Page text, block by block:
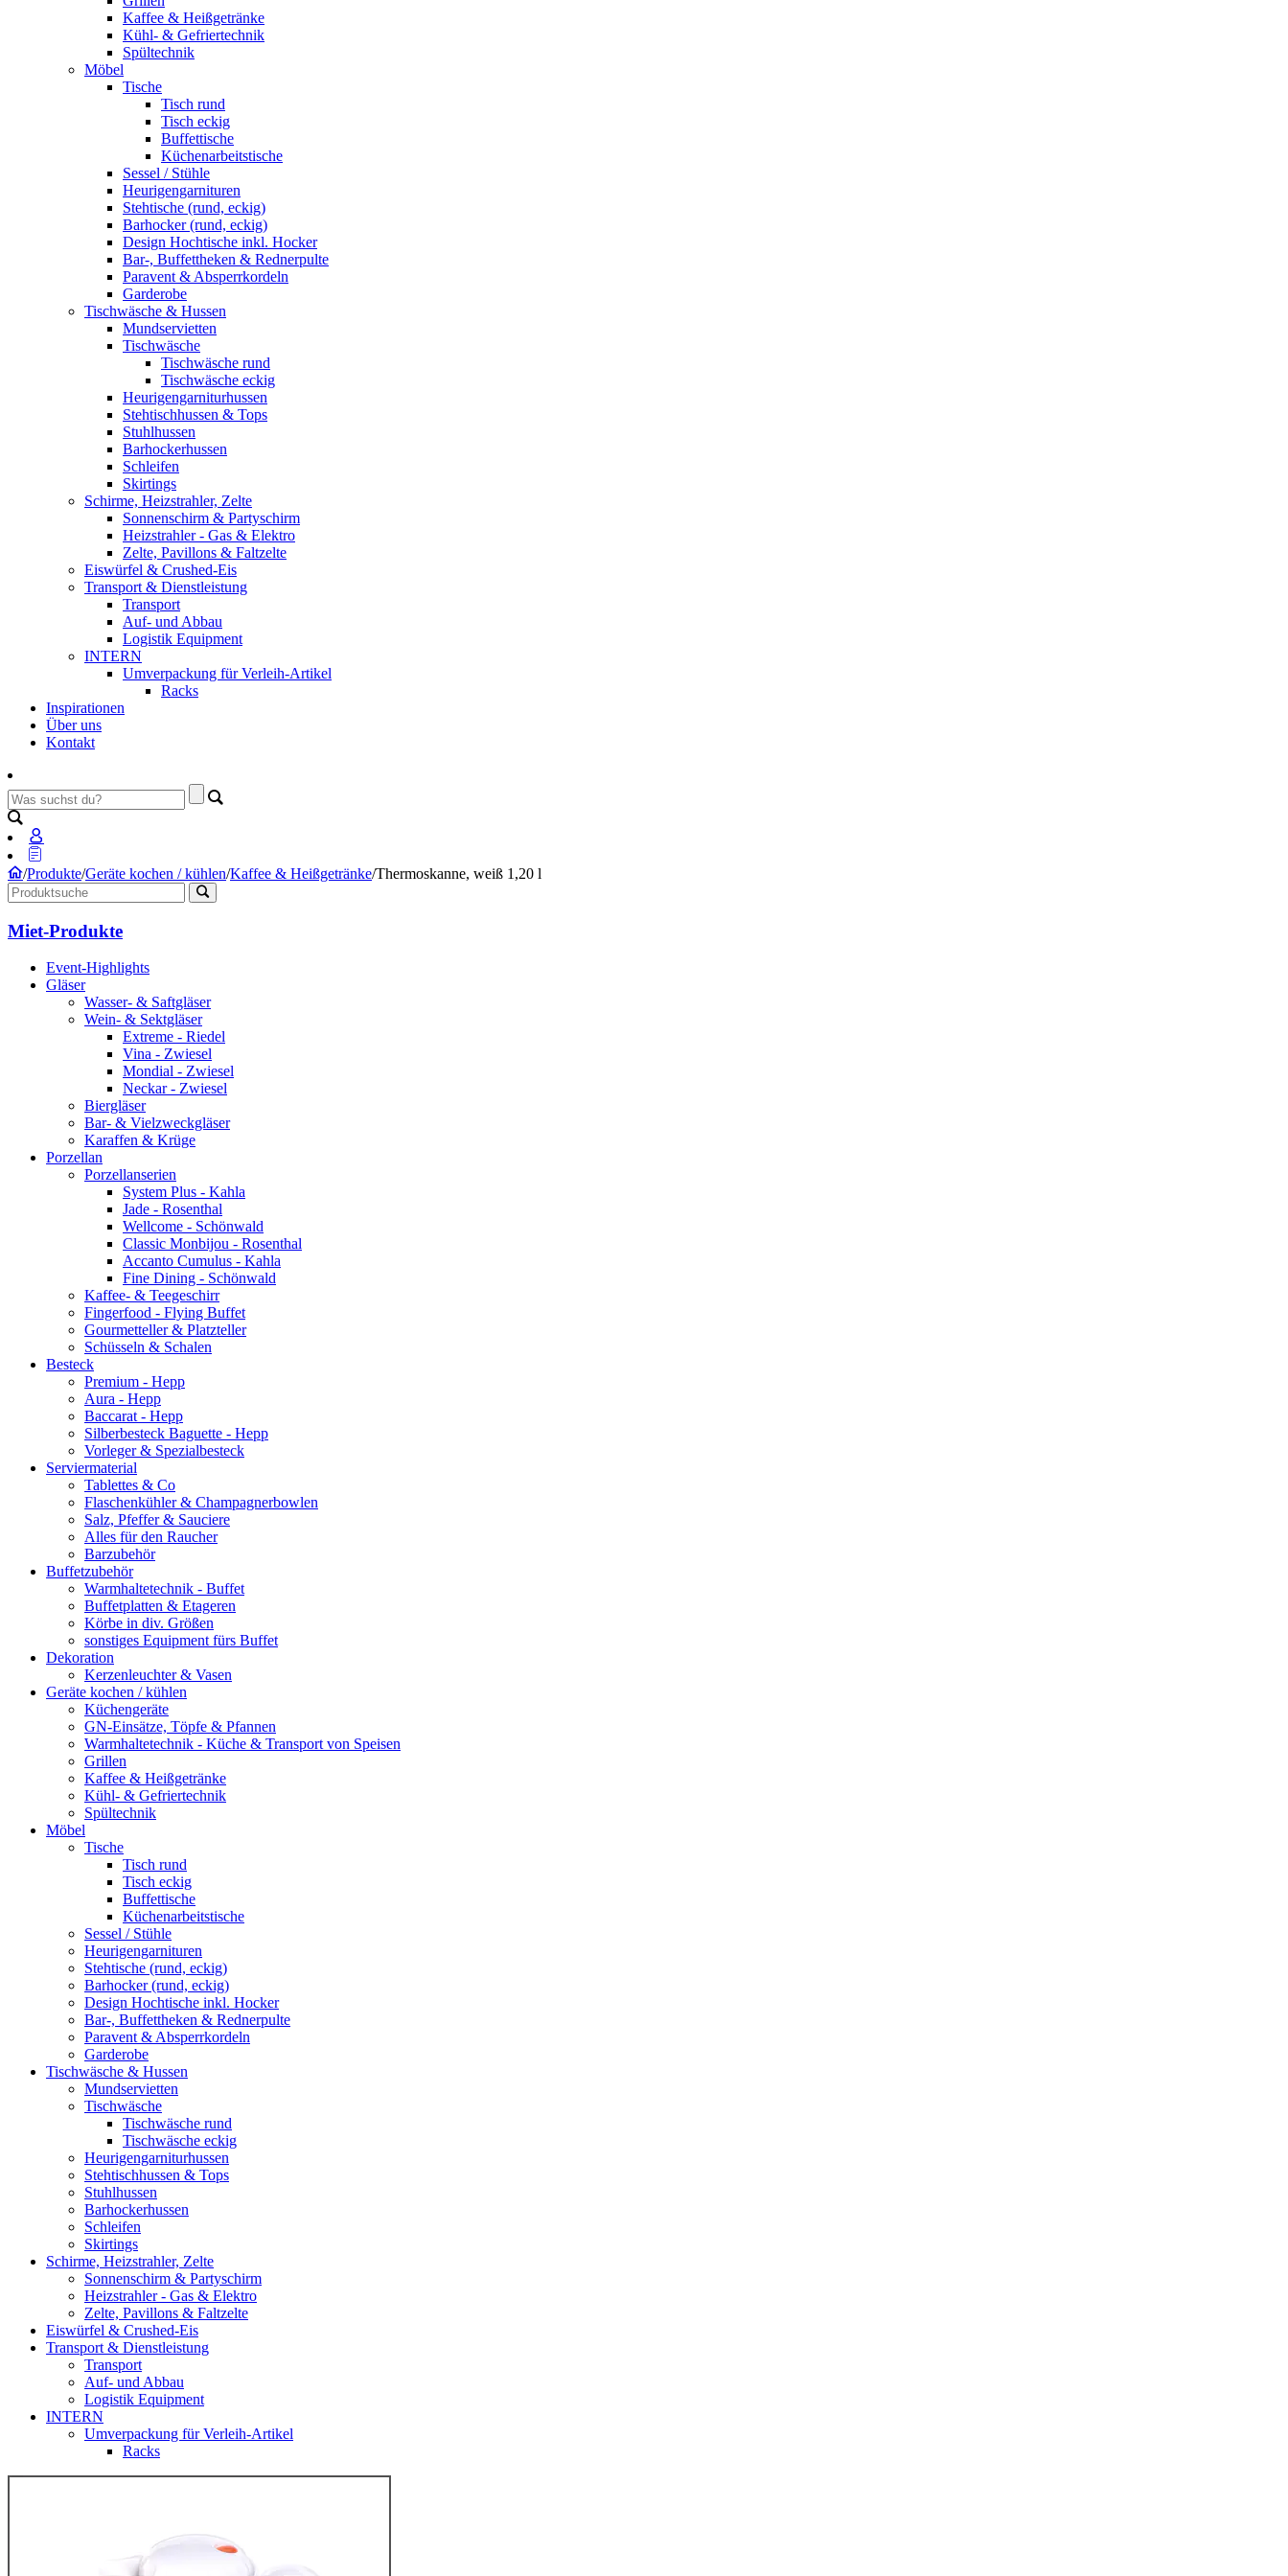
Kaffee & Heißgetränke
Kühl- & Gefriertechnik
Spültechnik
Möbel
Tische
Tisch rund
Tisch eckig
Buffettische
Küchenarbeitstische
Sessel / Stühle
Heurigengarnituren
Stehtische (rund, eckig)
Barhocker (rund, eckig)
Design Hochtische inkl. Hocker
Bar-, Buffettheken & Rednerpulte
Paravent & Absperrkordeln
Garderobe
Tischwäsche & Hussen
Mundservietten
Tischwäsche
Tischwäsche rund
Tischwäsche eckig
Heurigengarniturhussen
Stehtischhussen & Tops
Stuhlhussen
Barhockerhussen
Schleifen
Skirtings
Schirme, Heizstrahler, Zelte
Sonnenschirm & Partyschirm
Heizstrahler - Gas & Elektro
Zelte, Pavillons & Faltzelte
Eiswürfel & Crushed-Eis
Transport & Dienstleistung
Transport
Auf- und Abbau
Logistik Equipment
INTERN
Umverpackung für Verleih-Artikel
Racks
Inspirationen
Über uns
Kontakt
/Produkte/Geräte kochen / kühlen/Kaffee & Heißgetränke/Thermoskanne, weiß 1,20 l
Miet-Produkte
Event-Highlights
Gläser
Wasser- & Saftgläser
Wein- & Sektgläser
Extreme - Riedel
Vina - Zwiesel
Mondial - Zwiesel
Neckar - Zwiesel
Biergläser
Bar- & Vielzweckgläser
Karaffen & Krüge
Porzellan
Porzellanserien
System Plus - Kahla
Jade - Rosenthal
Wellcome - Schönwald
Classic Monbijou - Rosenthal
Accanto Cumulus - Kahla
Fine Dining - Schönwald
Kaffee- & Teegeschirr
Fingerfood - Flying Buffet
Gourmetteller & Platzteller
Schüsseln & Schalen
Besteck
Premium - Hepp
Aura - Hepp
Baccarat - Hepp
Silberbesteck Baguette - Hepp
Vorleger & Spezialbesteck
Serviermaterial
Tablettes & Co
Flaschenkühler & Champagnerbowlen
Salz, Pfeffer & Sauciere
Alles für den Raucher
Barzubehör
Buffetzubehör
Warmhaltetechnik - Buffet
Buffetplatten & Etageren
Körbe in div. Größen
sonstiges Equipment fürs Buffet
Dekoration
Kerzenleuchter & Vasen
Geräte kochen / kühlen
Küchengeräte
GN-Einsätze, Töpfe & Pfannen
Warmhaltetechnik - Küche & Transport von Speisen
Grillen
Kaffee & Heißgetränke
Kühl- & Gefriertechnik
Spültechnik
Möbel
Tische
Tisch rund
Tisch eckig
Buffettische
Küchenarbeitstische
Sessel / Stühle
Heurigengarnituren
Stehtische (rund, eckig)
Barhocker (rund, eckig)
Design Hochtische inkl. Hocker
Bar-, Buffettheken & Rednerpulte
Paravent & Absperrkordeln
Garderobe
Tischwäsche & Hussen
Mundservietten
Tischwäsche
Tischwäsche rund
Tischwäsche eckig
Heurigengarniturhussen
Stehtischhussen & Tops
Stuhlhussen
Barhockerhussen
Schleifen
Skirtings
Schirme, Heizstrahler, Zelte
Sonnenschirm & Partyschirm
Heizstrahler - Gas & Elektro
Zelte, Pavillons & Faltzelte
Eiswürfel & Crushed-Eis
Transport & Dienstleistung
Transport
Auf- und Abbau
Logistik Equipment
INTERN
Umverpackung für Verleih-Artikel
Racks